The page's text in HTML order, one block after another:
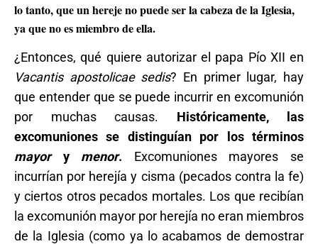
lo tanto, que un hereje no puede ser la cabeza de la Iglesia,
ya que no es miembro de ella.
¿Entonces, qué quiere autorizar el papa Pío XII en
Vacantis apostolicae sedis? En primer lugar, hay
que entender que se puede incurrir en excomunión
por muchas causas. Históricamente, las
excomuniones se distinguían por los términos
mayory menor. Excomuniones mayores se
incurrían por herejía y cisma (pecados contra la fe)
y ciertos otros pecados mortales. Los que recibían
la excomunión mayor por herejía no eran miembros
de la Iglesia (como ya lo acabamos de demostrar